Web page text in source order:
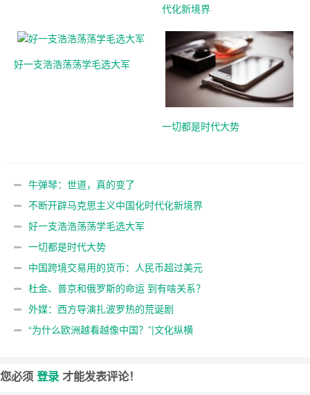
代化新境界
好一支浩浩荡荡学毛选大军
一切都是时代大势
牛弹琴：世道，真的变了
不断开辟马克思主义中国化时代化新境界
好一支浩浩荡荡学毛选大军
一切都是时代大势
中国跨境交易用的货币：人民币超过美元
杜金、普京和俄罗斯的命运 到有啥关系？
外媒：西方导演扎波罗热的荒诞剧
“为什么欧洲越看越像中国？”|文化纵横
您必须 登录才能发表评论！